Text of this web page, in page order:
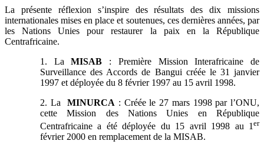
La présente réflexion s’inspire des résultats des dix missions
internationales mises en place et soutenues, ces dernières années, par
les Nations Unies pour restaurer la paix en la République
Centrafricaine.
1. LaMISAB : Première Mission Interafricaine de
Surveillance des Accords de Bangui créée le 31 janvier
1997 et déployée du 8 février 1997 au 15 avril 1998.
2. LaMINURCA : Créée le 27 mars 1998 par l’ONU,
cette Mission des Nations Unies en République
Centrafricaine a été déployée du 15 avril 1998 au 1er
février 2000 en remplacement de la MISAB.